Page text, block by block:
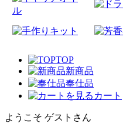
TOP
新商品
奉仕品
カート
ようこそ ゲストさん